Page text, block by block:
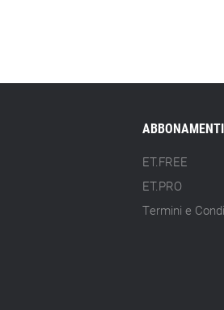
ABBONAMENTI
ET.FREE
ET.PRO
Termini e